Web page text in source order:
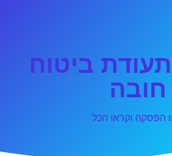
ביטוח
חובה
הפסקה וקראו הכל